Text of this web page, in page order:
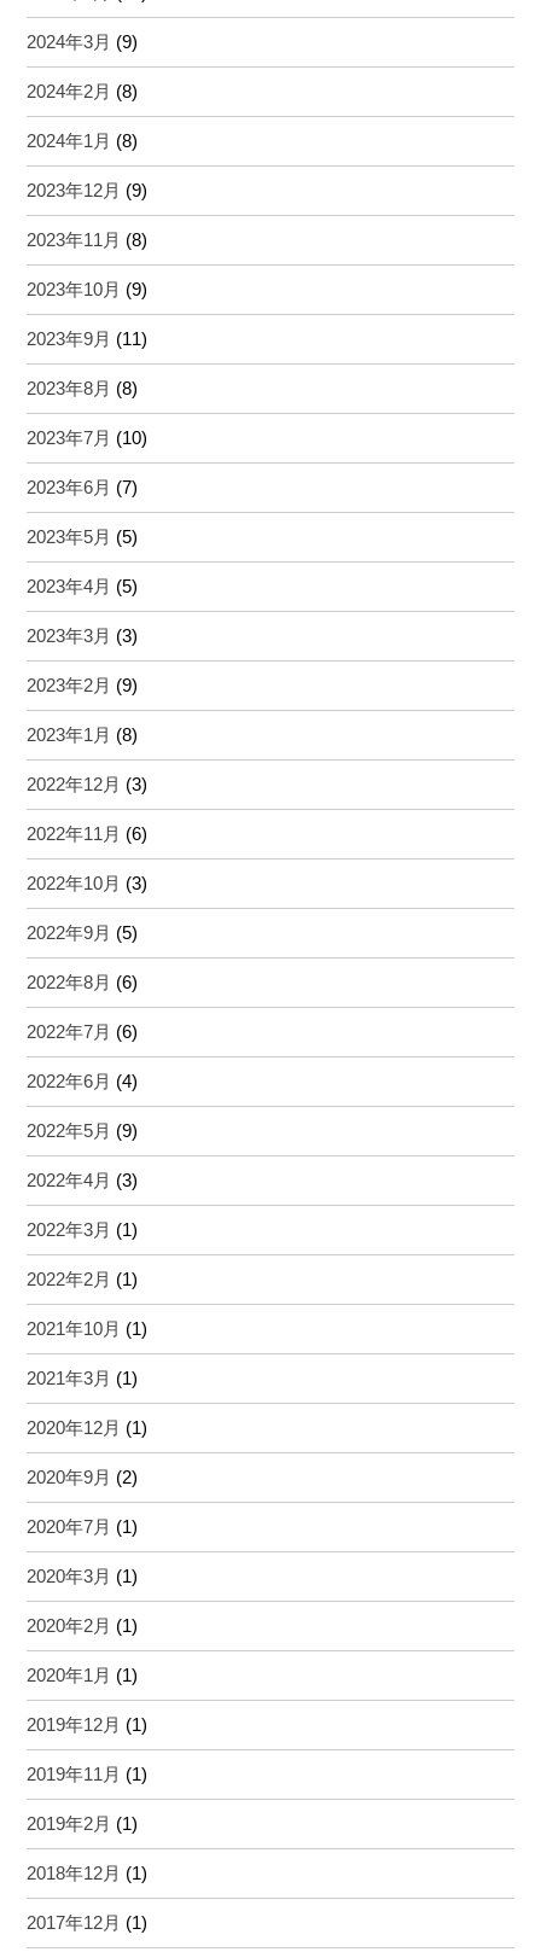
2024年3月 (9)
2024年2月 (8)
2024年1月 (8)
2023年12月 (9)
2023年11月 (8)
2023年10月 (9)
2023年9月 (11)
2023年8月 (8)
2023年7月 (10)
2023年6月 (7)
2023年5月 (5)
2023年4月 (5)
2023年3月 (3)
2023年2月 (9)
2023年1月 (8)
2022年12月 (3)
2022年11月 (6)
2022年10月 (3)
2022年9月 (5)
2022年8月 (6)
2022年7月 (6)
2022年6月 (4)
2022年5月 (9)
2022年4月 (3)
2022年3月 (1)
2022年2月 (1)
2021年10月 (1)
2021年3月 (1)
2020年12月 (1)
2020年9月 (2)
2020年7月 (1)
2020年3月 (1)
2020年2月 (1)
2020年1月 (1)
2019年12月 (1)
2019年11月 (1)
2019年2月 (1)
2018年12月 (1)
2017年12月 (1)